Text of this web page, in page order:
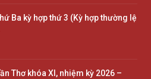
Ba kỳ hợp thứ 3 (Kỳ hợp thường lệ
Thơ khóa XI, nhiệm kỳ 2026 –